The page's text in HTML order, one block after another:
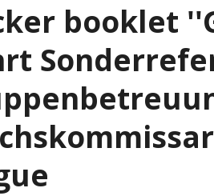
booklet